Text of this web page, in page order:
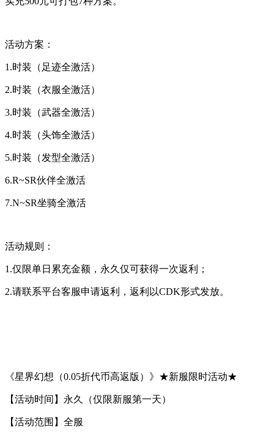
活动方案：
1.时装（足迹全激活）
2.时装（衣服全激活）
3.时装（武器全激活）
4.时装（头饰全激活）
5.时装（发型全激活）
6.R~SR伙伴全激活
7.N~SR坐骑全激活
活动规则：
1.仅限单日累充金额，永久仅可获得一次返利；
2.请联系平台客服申请返利，返利以CDK形式发放。
《星界幻想（0.05折代币高返版）》★新服限时活动★
【活动时间】永久（仅限新服第一天）
【活动范围】全服